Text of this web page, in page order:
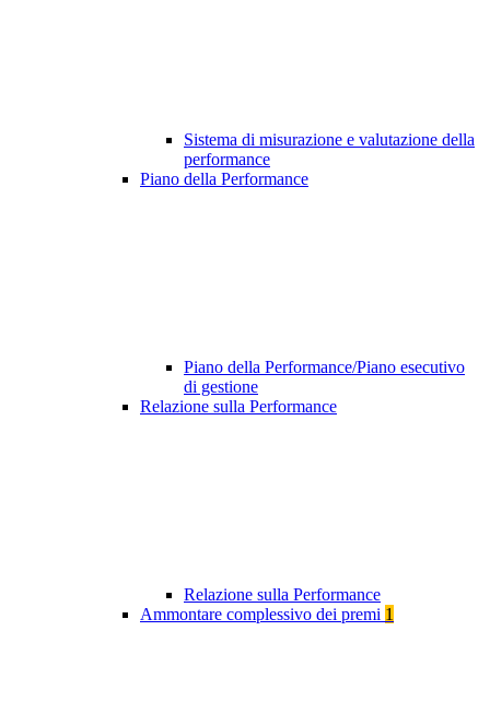
Sistema di misurazione e valutazione della
performance
Piano della Performance
Piano della Performance/Piano esecutivo
di gestione
Relazione sulla Performance
Relazione sulla Performance
Ammontare complessivo dei premi 1